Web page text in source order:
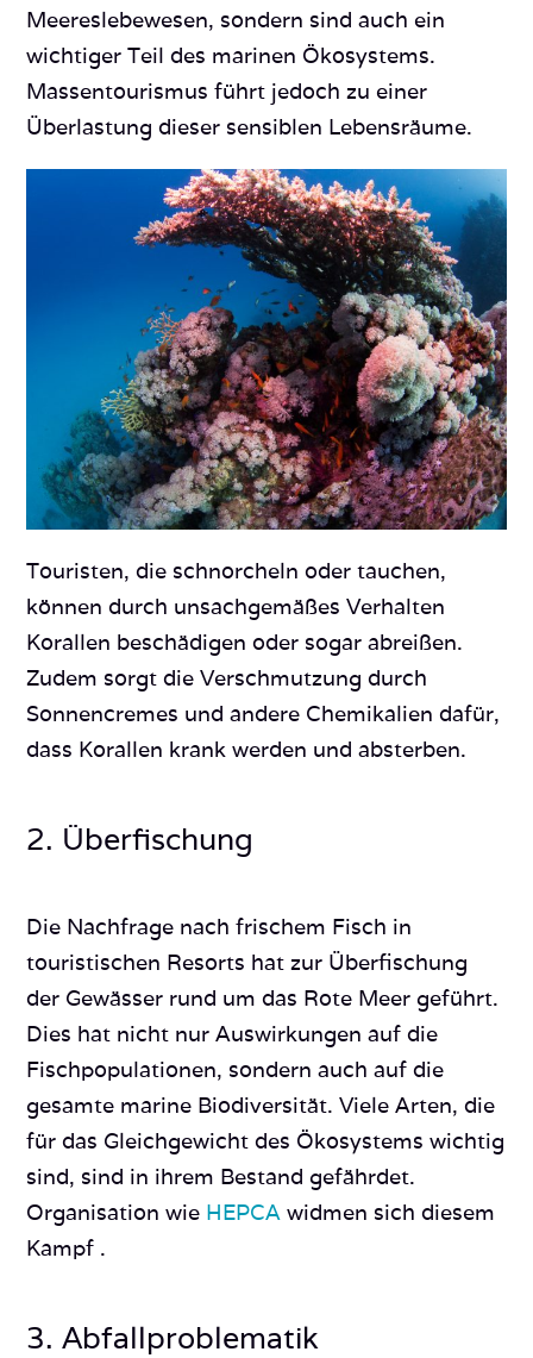
Meereslebewesen, sondern sind auch ein
wichtiger Teil des marinen Ökosystems.
Massentourismus führt jedoch zu einer
Überlastung dieser sensiblen Lebensräume.
Touristen, die schnorcheln oder tauchen,
können durch unsachgemäßes Verhalten
Korallen beschädigen oder sogar abreißen.
Zudem sorgt die Verschmutzung durch
Sonnencremes und andere Chemikalien dafür,
dass Korallen krank werden und absterben.
2. Überfischung
Die Nachfrage nach frischem Fisch in
touristischen Resorts hat zur Überfischung
der Gewässer rund um das Rote Meer geführt.
Dies hat nicht nur Auswirkungen auf die
Fischpopulationen, sondern auch auf die
gesamte marine Biodiversität. Viele Arten, die
für das Gleichgewicht des Ökosystems wichtig
sind, sind in ihrem Bestand gefährdet.
Organisation wie HEPCA widmen sich diesem
Kampf .
3. Abfallproblematik